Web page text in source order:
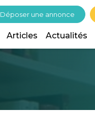
Déposer une annonce
Articles Actualités